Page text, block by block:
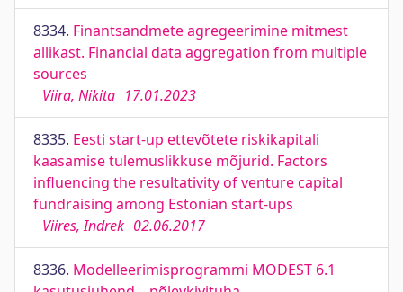
8334. Finantsandmete agregeerimine mitmest
allikast. Financial data aggregation from multiple
sources
Viira, Nikita 17.01.2023
8335. Eesti start-up ettevõtete riskikapitali
kaasamise tulemuslikkuse mõjurid. Factors
influencing the resultativity of venture capital
fundraising among Estonian start-ups
Viires, Indrek 02.06.2017
8336. Modelleerimisprogrammi MODEST 6.1